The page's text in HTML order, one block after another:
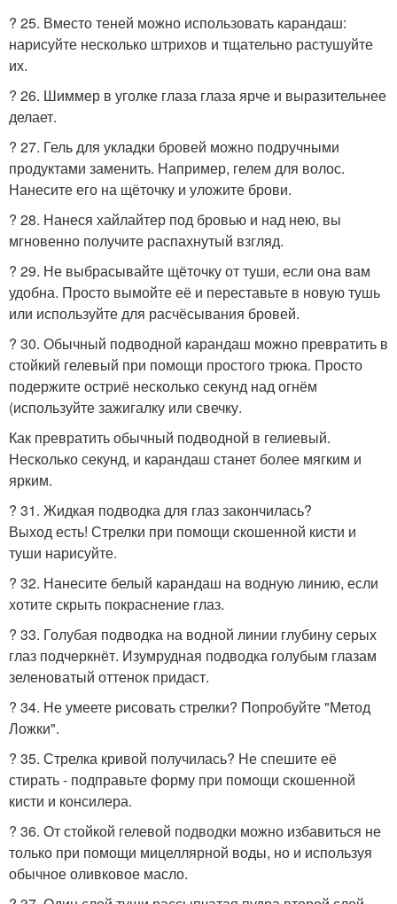
? 25. Вместо теней можно использовать карандаш:
нарисуйте несколько штрихов и тщательно растушуйте
их.
? 26. Шиммер в уголке глаза глаза ярче и выразительнее
делает.
? 27. Гель для укладки бровей можно подручными
продуктами заменить. Например, гелем для волос.
Нанесите его на щёточку и уложите брови.
? 28. Нанеся хайлайтер под бровью и над нею, вы
мгновенно получите распахнутый взгляд.
? 29. Не выбрасывайте щёточку от туши, если она вам
удобна. Просто вымойте её и переставьте в новую тушь
или используйте для расчёсывания бровей.
? 30. Обычный подводной карандаш можно превратить в
стойкий гелевый при помощи простого трюка. Просто
подержите остриё несколько секунд над огнём
(используйте зажигалку или свечку.
Как превратить обычный подводной в гелиевый.
Несколько секунд, и карандаш станет более мягким и
ярким.
? 31. Жидкая подводка для глаз закончилась?
Выход есть! Стрелки при помощи скошенной кисти и
туши нарисуйте.
? 32. Нанесите белый карандаш на водную линию, если
хотите скрыть покраснение глаз.
? 33. Голубая подводка на водной линии глубину серых
глаз подчеркнёт. Изумрудная подводка голубым глазам
зеленоватый оттенок придаст.
? 34. Не умеете рисовать стрелки? Попробуйте "Метод
Ложки".
? 35. Стрелка кривой получилась? Не спешите её
стирать - подправьте форму при помощи скошенной
кисти и консилера.
? 36. От стойкой гелевой подводки можно избавиться не
только при помощи мицеллярной воды, но и используя
обычное оливковое масло.